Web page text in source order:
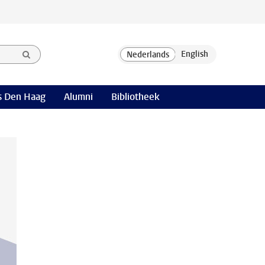
Den Haag Alumni Bibliotheek